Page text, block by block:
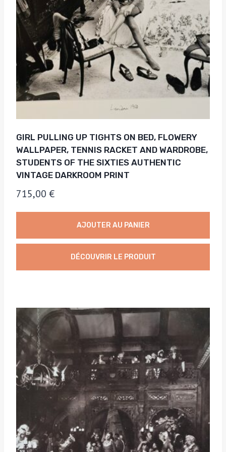
GIRL PULLING UP TIGHTS ON BED, FLOWERY
WALLPAPER, TENNIS RACKET AND WARDROBE,
STUDENTS OF THE SIXTIES AUTHENTIC
VINTAGE DARKROOM PRINT
715,00 €
AJOUTER AU PANIER
DÉCOUVRIR LE PRODUIT